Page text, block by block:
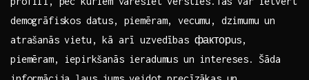
‍demogrāfiskos datus, piemēram, vecumu, dzimumu un
atrašanās vietu, kā arī uzvedības факторus,
piemēram,​ iepirkšanās ieradumus⁢ un intereses. Šāda​